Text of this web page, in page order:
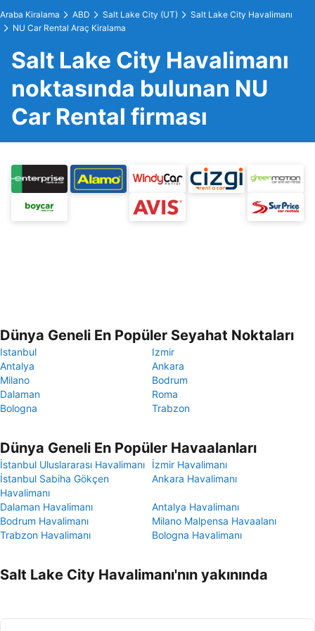
Araba Kiralama ABD Salt Lake City (UT)
Salt Lake City Havalimanı
NU Car Rental Araç Kiralama
Salt Lake City Havalimanı
noktasında bulunan NU
Car Rental firması
Dünya Geneli En Popüler Seyahat Noktaları
Istanbul
Izmir
Antalya
Ankara
Milano
Bodrum
Dalaman
Roma
Bologna
Trabzon
Dünya Geneli En Popüler Havaalanları
İstanbul Uluslararası Havalimanı
İzmir Havalimanı
İstanbul Sabiha Gökçen
Havalimanı
Ankara Havalimanı
Dalaman Havalimanı
Antalya Havalimanı
Bodrum Havalimanı
Milano Malpensa Havaalanı
Trabzon Havalimanı
Bologna Havalimanı
Salt Lake City Havalimanı'nın yakınında